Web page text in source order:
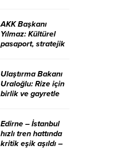
Haber Ajansı
AKK Başkanı
Yılmaz: Kültürel
pasaport, stratejik
Haber Ajansı
Ulaştırma Bakanı
Uraloğlu: Rize için
birlik ve gayretle
Haber Ajansı
Edirne – İstanbul
hızlı tren hattında
kritik eşik aşıldı –